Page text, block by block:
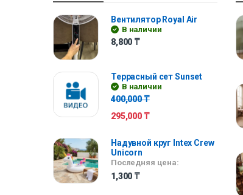
Вентилятор Royal Air
В наличии
8,800 ₸
Террасный сет Sunset
В наличии
400,000₸
295,000 ₸
Надувной круг Intex Crew
Unicorn
Последняя цена:
1,300 ₸